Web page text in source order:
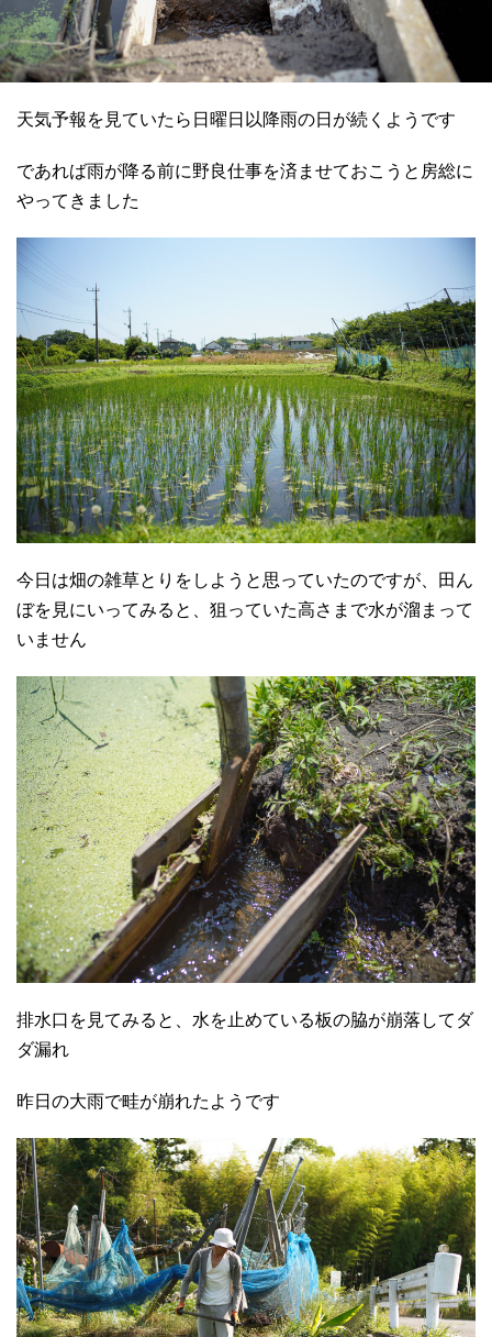
天気予報を見ていたら日曜日以降雨の日が続くようです
であれば雨が降る前に野良仕事を済ませておこうと房総に
やってきました
今日は畑の雑草とりをしようと思っていたのですが、田ん
ぼを見にいってみると、狙っていた高さまで水が溜まって
いません
排水口を見てみると、水を止めている板の脇が崩落してダ
ダ漏れ
昨日の大雨で畦が崩れたようです